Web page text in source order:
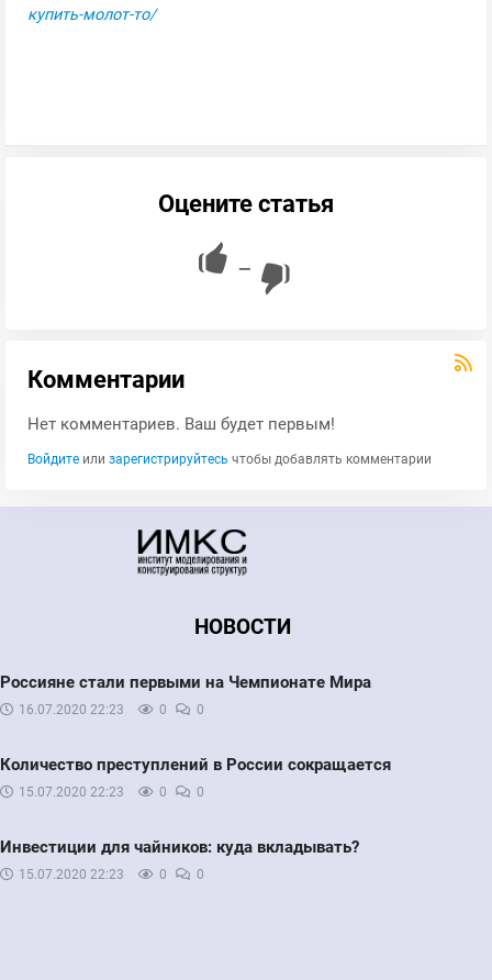
купить-молот-то/
Оцените статья
—
Комментарии
Нет комментариев. Ваш будет первым!
Войдите или зарегистрируйтесь чтобы добавлять комментарии
НОВОСТИ
Россияне стали первыми на Чемпионате Мира
16.07.2020 22:23 0 0
Количество преступлений в России сокращается
15.07.2020 22:23 0 0
Инвестиции для чайников: куда вкладывать?
15.07.2020 22:23 0 0